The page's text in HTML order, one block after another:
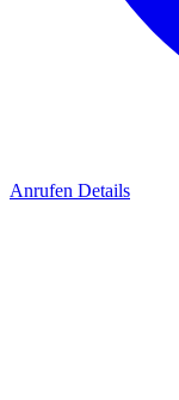
Anrufen Details